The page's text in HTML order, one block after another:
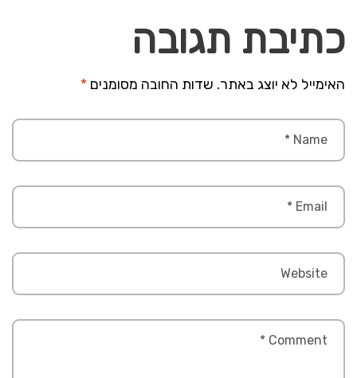
כתיבת תגובה
האימייל לא יוצג באתר. שדות החובה מסומנים *